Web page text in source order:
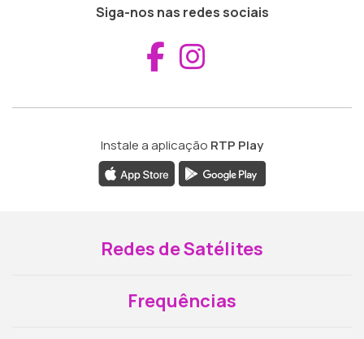
Siga-nos nas redes sociais
Aceder ao
Instale a aplicação RTP Play
Redes de Satélites
Frequências